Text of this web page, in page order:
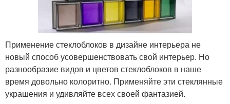
Применение стеклоблоков в дизайне интерьера не
новый способ усовершенствовать свой интерьер. Но
разнообразие видов и цветов стеклоблоков в наше
время довольно колоритно. Применяйте эти стеклянные
украшения и удивляйте всех своей фантазией.